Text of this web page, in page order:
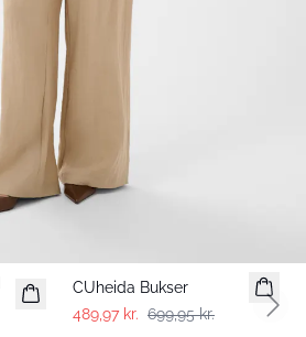
CUheida Bukser
489,97 kr. 699,95 kr.